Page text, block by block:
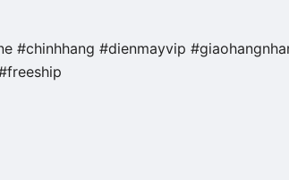
#chinhhang #dienmayvip